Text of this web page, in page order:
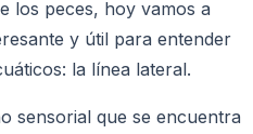
los peces, hoy vamos a
y útil para entender
la línea lateral.
sensorial que se encuentra